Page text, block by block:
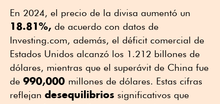
En 2024, el precio de la divisa aumentó un
18.81%, de acuerdo con datos de
Investing.com, además, el déficit comercial de
Estados Unidos alcanzó los 1.212 billones de
dólares, mientras que el superávit de China fue
de 990,000 millones de dólares. Estas cifras
reflejan desequilibrios significativos que